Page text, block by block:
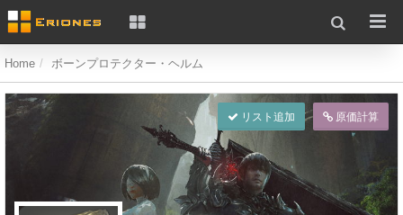
Home ボーンプロテクター・ヘルム
リスト追加 原価計算